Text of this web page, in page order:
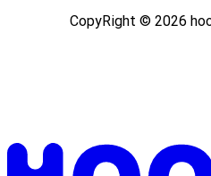
CopyRight ©2026